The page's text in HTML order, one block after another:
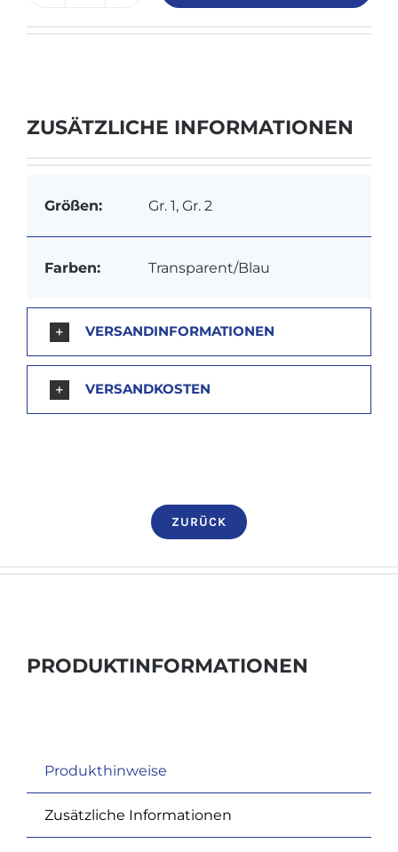
ZUSÄTZLICHE INFORMATIONEN
Größen: Gr. 1, Gr. 2
Farben: Transparent/Blau
VERSANDINFORMATIONEN
VERSANDKOSTEN
ZURÜCK
PRODUKTINFORMATIONEN
Produkthinweise
Zusätzliche Informationen